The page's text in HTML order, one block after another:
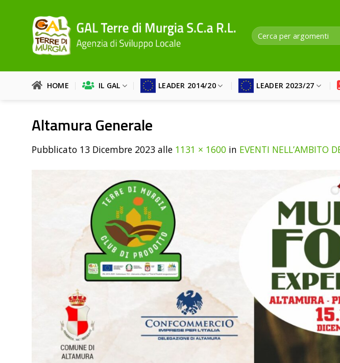
contenuti
HOME IL GAL LEADER 2014/20 LEADER 2023/27
Altamura Generale
Pubblicato 13 Dicembre 2023 alle 1131 × 1600 in EVENTI NELL’AMBITO